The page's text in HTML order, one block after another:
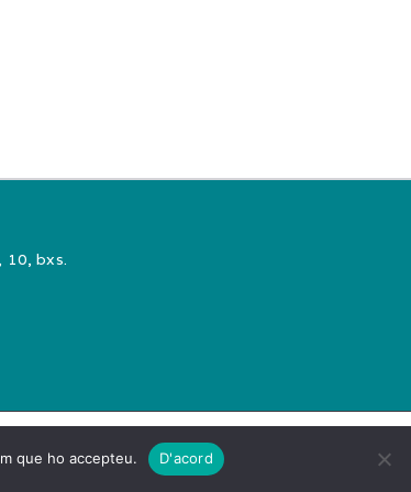
10, bxs.
que ho accepteu. D'acord